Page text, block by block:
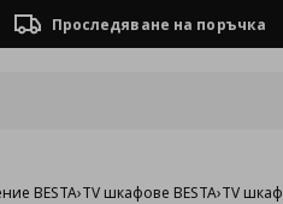
Проследяване на поръчка
BESTA›TV шкафове BESTA›TV шкаф